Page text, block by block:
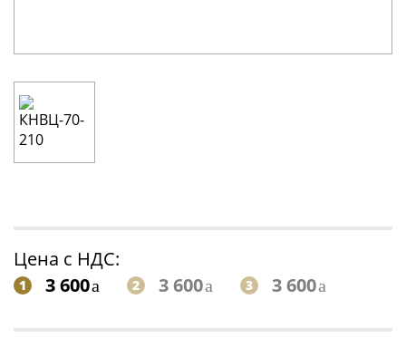
Цена с НДС:
1 3 600 2 3 600 3 3 600